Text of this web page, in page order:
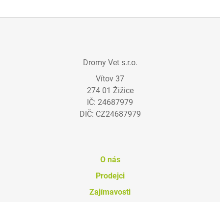
Dromy Vet s.r.o.
Vítov 37
274 01 Žižice
IČ: 24687979
DIČ: CZ24687979
O nás
Prodejci
Zajímavosti